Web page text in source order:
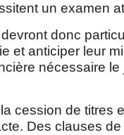
un examen
donc
et anticiper leur
nécessaire
cession de titres
Des clauses